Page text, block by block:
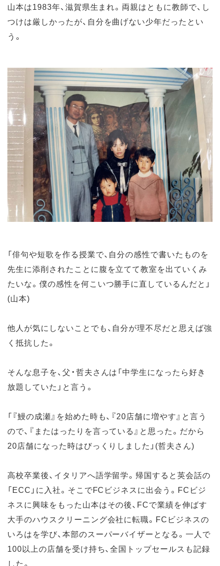
山本は1983年、滋賀県生まれ。両親はともに教師で、し
つけは厳しかったが、自分を曲げない少年だったとい
う。
「俳句や短歌を作る授業で、自分の感性で書いたものを
先生に添削されたことに腹を立てて教室を出ていくみ
たいな。僕の感性を何こいつ勝手に直しているんだと」
(山本)
他人が気にしないことでも、自分が理不尽だと思えば強
く抵抗した。
そんな息子を、父・哲夫さんは「中学生になったら好き
放題していた」と言う。
「『鰻の成瀬』を始めた時も、『20店舗に増やす』と言う
ので、『またはったりを言っている』と思った。だから
20店舗になった時はびっくりしました」(哲夫さん)
高校卒業後、イタリアへ語学留学。帰国すると英会話の
「ECC」に入社。そこでFCビジネスに出会う。FCビジ
ネスに興味をもった山本はその後、FCで業績を伸ばす
大手のハウスクリーニング会社に転職。FCビジネスの
いろはを学び、本部のスーパーバイザーとなる。一人で
100以上の店舗を受け持ち、全国トップセールスも記録
した。